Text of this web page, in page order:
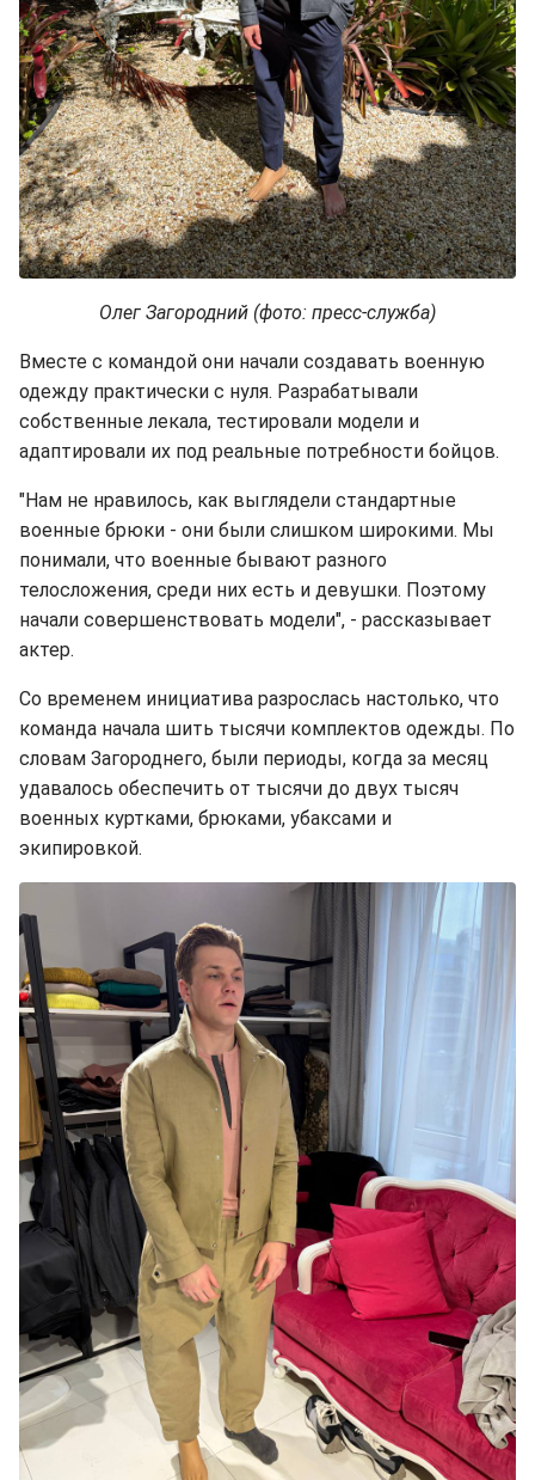
Олег Загородний (фото: пресс-служба)
Вместе с командой они начали создавать военную
одежду практически с нуля. Разрабатывали
собственные лекала, тестировали модели и
адаптировали их под реальные потребности бойцов.
"Нам не нравилось, как выглядели стандартные
военные брюки - они были слишком широкими. Мы
понимали, что военные бывают разного
телосложения, среди них есть и девушки. Поэтому
начали совершенствовать модели", - рассказывает
актер.
Со временем инициатива разрослась настолько, что
команда начала шить тысячи комплектов одежды. По
словам Загороднего, были периоды, когда за месяц
удавалось обеспечить от тысячи до двух тысяч
военных куртками, брюками, убаксами и
экипировкой.